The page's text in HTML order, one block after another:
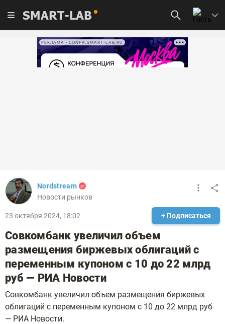
SMART-LAB
РЕКЛАМА • CONFA.SMART-LAB.RU
Nordstream
Новости рынков
23 октября 2024, 18:02 + Подписаться
Совкомбанк увеличил объем
размещения биржевых облигаций с
переменным купоном с 10 до 22 млрд
руб — РИА Новости
Совкомбанк увеличил объем размещения биржевых
облигаций с переменным купоном с 10 до 22 млрд руб
— РИА Новости.